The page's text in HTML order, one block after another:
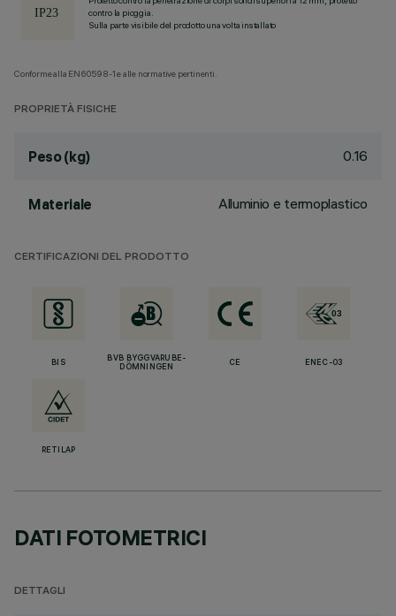
contro la pioggia.
Sulla parte visibile del prodotto una volta installato
Conforme alla EN60598-1 e alle normative pertinenti.
PROPRIETÀ FISICHE
Peso (kg) 0.16
Materiale Alluminio e termoplastico
CERTIFICAZIONI DEL PRODOTTO
BIS
BVB BYGGVARUBE-
DÖMNINGEN
CE ENEC-03
RETILAP
DATI FOTOMETRICI
DETTAGLI